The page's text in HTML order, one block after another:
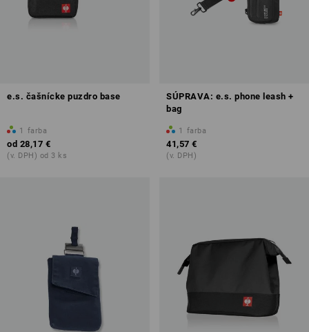
e.s. čašnícke puzdro base
1 farba
od 28,17 €
(v. DPH) od 3 ks
SÚPRAVA: e.s. phone leash +
bag
1 farba
41,57 €
(v. DPH)